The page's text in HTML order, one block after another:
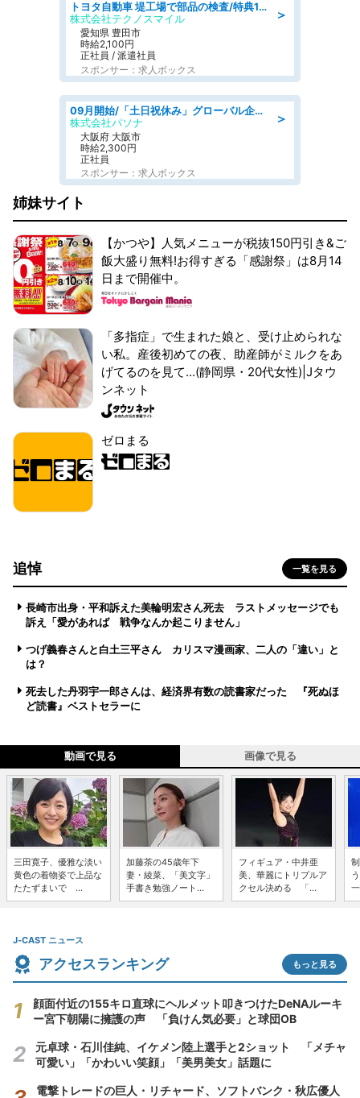
＞
トヨタ自動車 堤工場で部品の検査/特典168万/tutumi
株式会社テクノスマイル
愛知県 豊田市
時給2,100円
正社員 / 派遣社員
スポンサー：求人ボックス
＞
09月開始/「土日祝休み」グローバル企業での産業保健のお仕事/保健師/高時給/残業なし/服装自由
株式会社パソナ
大阪府 大阪市
時給2,300円
正社員
スポンサー：求人ボックス
姉妹サイト
【かつや】人気メニューが税抜150円引き&ご
飯大盛り無料!お得すぎる「感謝祭」は8月14
日まで開催中。
「多指症」で生まれた娘と、受け止められな
い私。産後初めての夜、助産師がミルクをあ
げてるのを見て...(静岡県・20代女性)|Jタウ
ンネット
ゼロまる
追悼 一覧を見る
長崎市出身・平和訴えた美輪明宏さん死去 ラストメッセージでも
訴え「愛があれば 戦争なんか起こりません」
つげ義春さんと白土三平さん カリスマ漫画家、二人の「違い」と
は？
死去した丹羽宇一郎さんは、経済界有数の読書家だった 『死ぬほ
ど読書』ベストセラーに
動画で見る 画像で見る
三田寛子、優雅な淡い
黄色の着物姿で上品な
たたずまいで ...
加藤茶の45歳年下
妻・綾菜、「美文字」
手書き勉強ノート...
フィギュア・中井亜
美、華麗にトリプルア
クセル決める 「...
J-CAST ニュース
アクセスランキング もっと見る
顔面付近の155キロ直球にヘルメット叩きつけたDeNAルーキ
ー宮下朝陽に擁護の声 「負けん気必要」と球団OB
元卓球・石川佳純、イケメン陸上選手と2ショット 「メチャ
可愛い」「かわいい笑顔」「美男美女」話題に
電撃トレードの巨人・リチャード、ソフトバンク・秋広優人